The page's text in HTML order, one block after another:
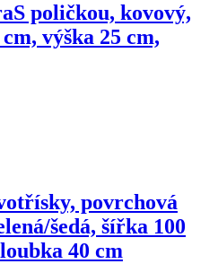
S poličkou, kovový,
výška 25 cm,
povrchová
šedá, šířka 100
40 cm